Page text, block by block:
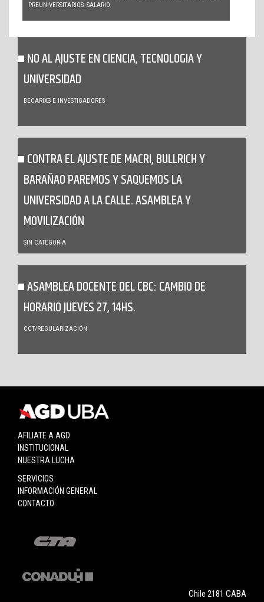
PREUNIVERSITARIOS SALARIO
NO AL AJUSTE EN CIENCIA, TECNOLOGIA Y
UNIVERSIDAD
BECARIXS E INVESTIGADORES
CONTRA EL AJUSTE DE MACRI, BULLRICH Y
BARAÑAO PAREMOS Y SAQUEMOS LA
UNIVERSIDAD A LA CALLE. ASAMBLEA Y
MOVILIZACIÓN
SIN CATEGORIA
ASAMBLEA DOCENTE DEL CBC: CAMBIO DE
HORARIO JUEVES 27, 14HS.
CCT/REGULARIZACIÓN
AFILIATE A AGD
INSTITUCIONAL
NUESTRA LUCHA
SERVICIOS
INFORMACIÓN GENERAL
CONTACTO
Chile 2181 CABA